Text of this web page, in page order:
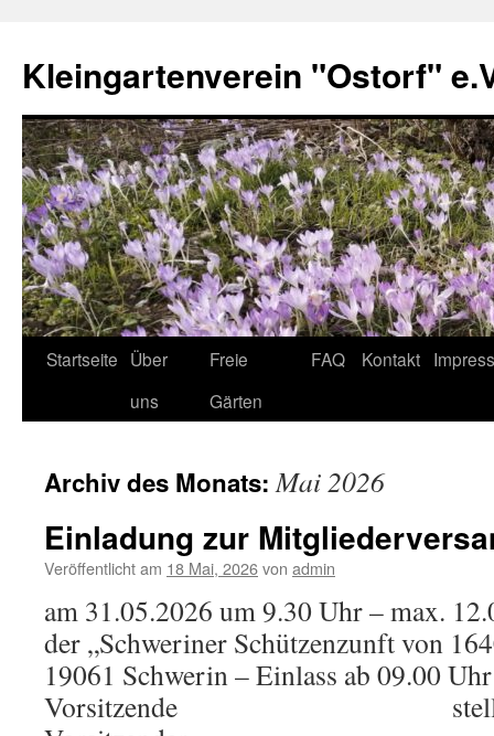
springen
Kleingartenverein "Ostorf"
Startseite Über
uns
Freie
Gärten
FAQ Kontakt
Archiv des Monats:Mai 2026
Einladung zur
Veröffentlicht am 18 Mai, 2026von admin
am 31.05.2026 um 9.30 Uhr – max.
der „Schweriner Schützenzunft von
19061 Schwerin – Einlass ab 09.00
Vorsitzende